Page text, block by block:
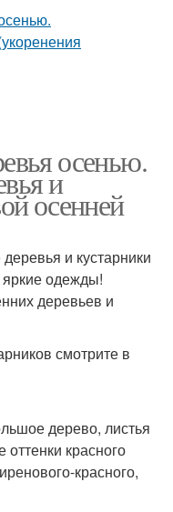
осенью.
и
осенней
и кустарники
одежды!
деревьев и
смотрите в
дерево, листья
красного
красного,